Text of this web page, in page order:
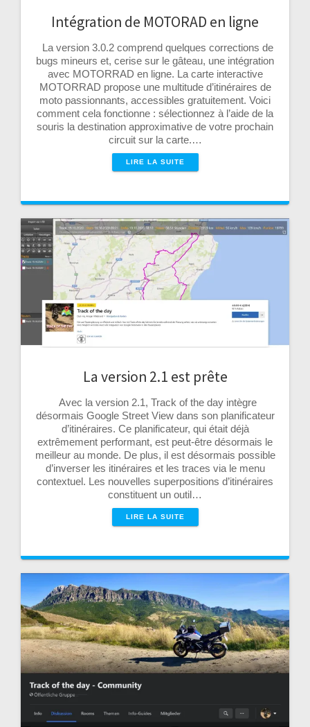
Intégration de MOTORAD en ligne
La version 3.0.2 comprend quelques corrections de
bugs mineurs et, cerise sur le gâteau, une intégration
avec MOTORRAD en ligne. La carte interactive
MOTORRAD propose une multitude d’itinéraires de
moto passionnants, accessibles gratuitement. Voici
comment cela fonctionne : sélectionnez à l’aide de la
souris la destination approximative de votre prochain
circuit sur la carte.…
LIRE LA SUITE
La version 2.1 est prête
Avec la version 2.1, Track of the day intègre
désormais Google Street View dans son planificateur
d’itinéraires. Ce planificateur, qui était déjà
extrêmement performant, est peut-être désormais le
meilleur au monde. De plus, il est désormais possible
d’inverser les itinéraires et les traces via le menu
contextuel. Les nouvelles superpositions d’itinéraires
constituent un outil…
LIRE LA SUITE